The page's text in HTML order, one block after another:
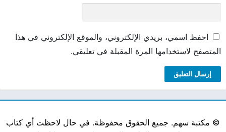
احفظ اسمي، بريدي الإلكتروني، والموقع الإلكتروني في هذا
المتصفح لاستخدامها المرة المقبلة في تعليقي.
© مكتبة سهم. جميع الحقوق محفوظة. في حال لاحظت أي كتاب